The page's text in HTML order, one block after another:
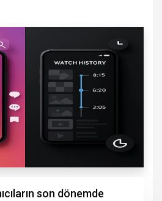
son dönemde